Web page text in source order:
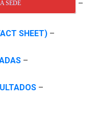
SEDE –
SHEET)–
–
–